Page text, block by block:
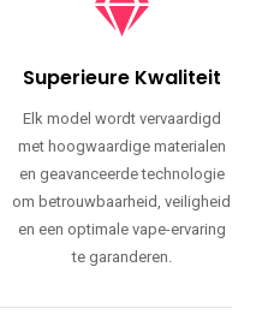
Superieure Kwaliteit
Elk model wordt vervaardigd
met hoogwaardige materialen
en geavanceerde technologie
om betrouwbaarheid, veiligheid
en een optimale vape-ervaring
te garanderen.